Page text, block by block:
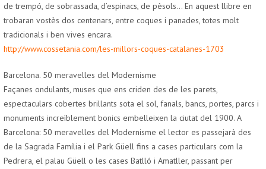
de trempó, de sobrassada, d’espinacs, de pèsols… En aquest llibre en
trobaran vostès dos centenars, entre coques i panades, totes molt
tradicionals i ben vives encara.
http://www.cossetania.com/les-millors-coques-catalanes-1703
Barcelona. 50 meravelles del Modernisme
Façanes ondulants, muses que ens criden des de les parets,
espectaculars cobertes brillants sota el sol, fanals, bancs, portes, parcs i
monuments increïblement bonics embelleixen la ciutat del 1900. A
Barcelona: 50 meravelles del Modernisme el lector es passejarà des
de la Sagrada Família i el Park Güell fins a cases particulars com la
Pedrera, el palau Güell o les cases Batlló i Amatller, passant per